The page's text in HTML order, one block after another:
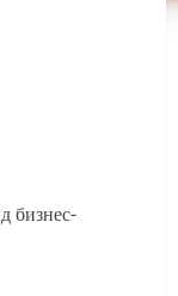
бизнес-